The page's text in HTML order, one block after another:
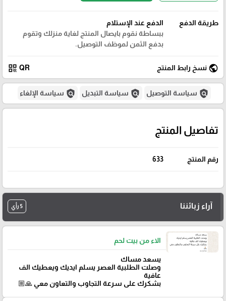
طريقة الدفع
الدفع عند الإستلام
ببساطة نقوم بايصال المنتج لغاية منزلك وتقوم
بدفع الثمن لموظف التوصيل.
public نسخ رابط المنتج QR
qr_code
policy سياسة التوصيل policy سياسة التبديل policy سياسة الإلغاء
تفاصيل المنتج
رقم المنتج 633
آراء زبائننا 5 رأي
الاء من بيت لحم
يسعد مساك
وصلت الطلبية العصر يسلم ايديك ويعطيك الف
عافية
بشكرك على سرعة التجاوب والتعاون معي 🙏🏼